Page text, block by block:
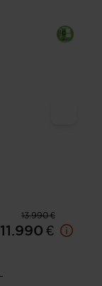
13.990 €
11.990 €